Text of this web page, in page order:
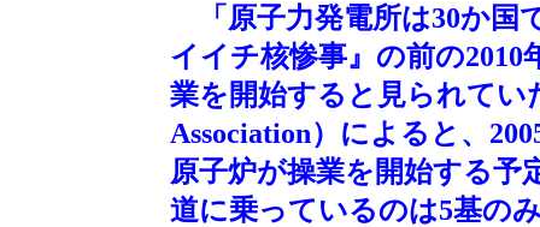
「原子力発電所は30か
イイチ核惨事』の前の2010
業を開始すると見られてい
Association）によると、
原子炉が操業を開始する予
道に乗っているのは5基の